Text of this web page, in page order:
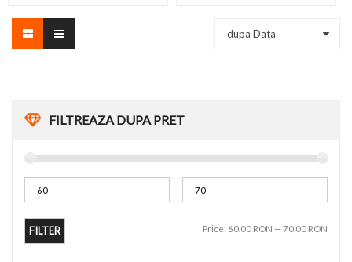
FILTREAZA DUPA PRET
FILTER Price: 60.00 RON —70.00 RON
dupa Data